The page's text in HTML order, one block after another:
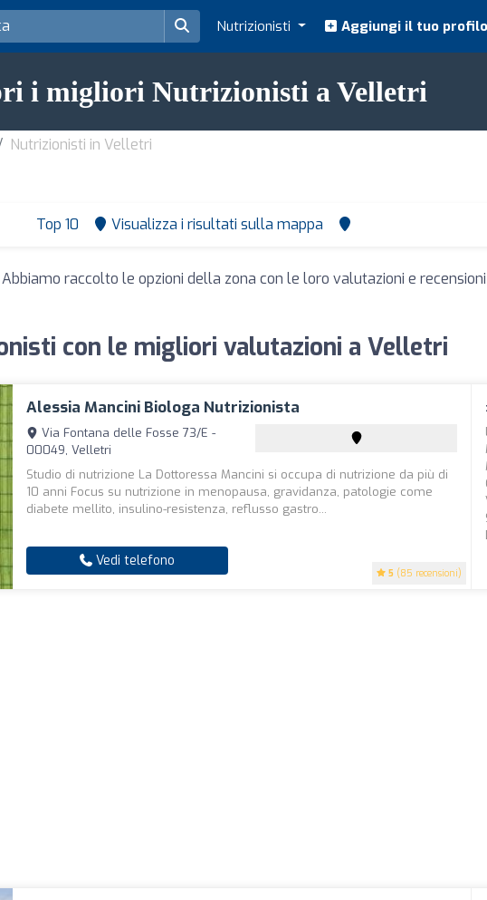
Nutrizionisti Aggiungi il tuo
i migliori Nutrizionisti a Velletri
Nutrizionisti in Velletri
Top 10 Visualizza i risultati sulla mappa
Abbiamo raccolto le opzioni della zona con le loro valutazioni e
con le migliori valutazioni a Velletri
Alessia Mancini Biologa Nutrizionista
5 (85 recensioni)
Via Fontana delle Fosse 73/E -
00049, Velletri
Studio di nutrizione La Dottoressa Mancini si occupa di nutrizione da più di
10 anni Focus su nutrizione in menopausa, gravidanza, patologie come
diabete mellito, insulino-resistenza, reflusso gastro...
Vedi telefono
: